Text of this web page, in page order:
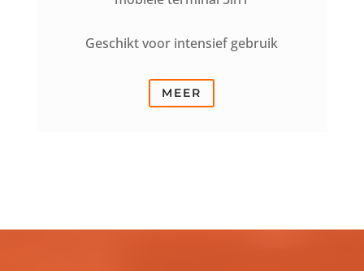
Geschikt voor intensief gebruik
MEER